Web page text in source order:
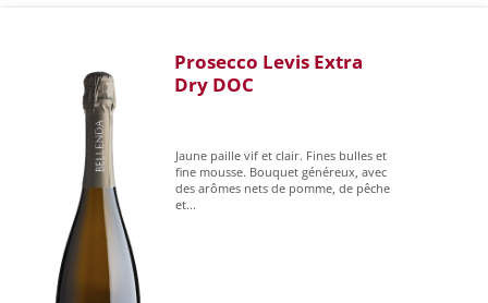
Prosecco Levis Extra
Dry DOC
Jaune paille vif et clair. Fines bulles et
fine mousse. Bouquet généreux, avec
des arômes nets de pomme, de pêche
et...